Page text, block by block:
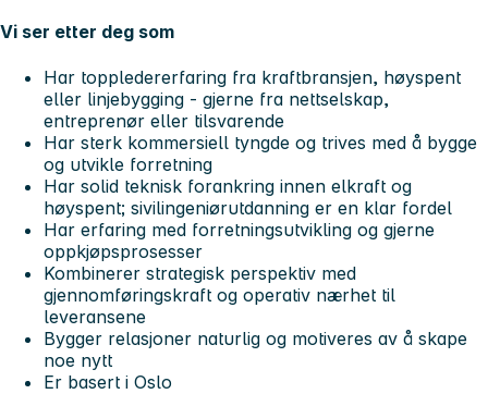
Vi ser etter deg som
Har toppledererfaring fra kraftbransjen, høyspent
eller linjebygging - gjerne fra nettselskap,
entreprenør eller tilsvarende
Har sterk kommersiell tyngde og trives med å bygge
og utvikle forretning
Har solid teknisk forankring innen elkraft og
høyspent; sivilingeniørutdanning er en klar fordel
Har erfaring med forretningsutvikling og gjerne
oppkjøpsprosesser
Kombinerer strategisk perspektiv med
gjennomføringskraft og operativ nærhet til
leveransene
Bygger relasjoner naturlig og motiveres av å skape
noe nytt
Er basert i Oslo